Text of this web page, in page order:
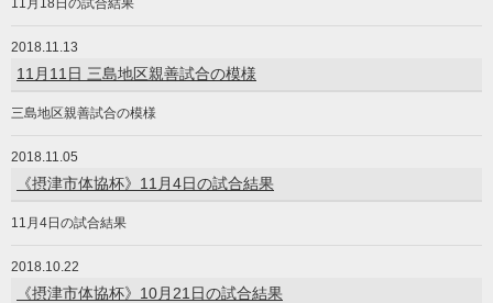
11月18日の試合結果
2018.11.13
11月11日 三島地区親善試合の模様
三島地区親善試合の模様
2018.11.05
《摂津市体協杯》11月4日の試合結果
11月4日の試合結果
2018.10.22
《摂津市体協杯》10月21日の試合結果